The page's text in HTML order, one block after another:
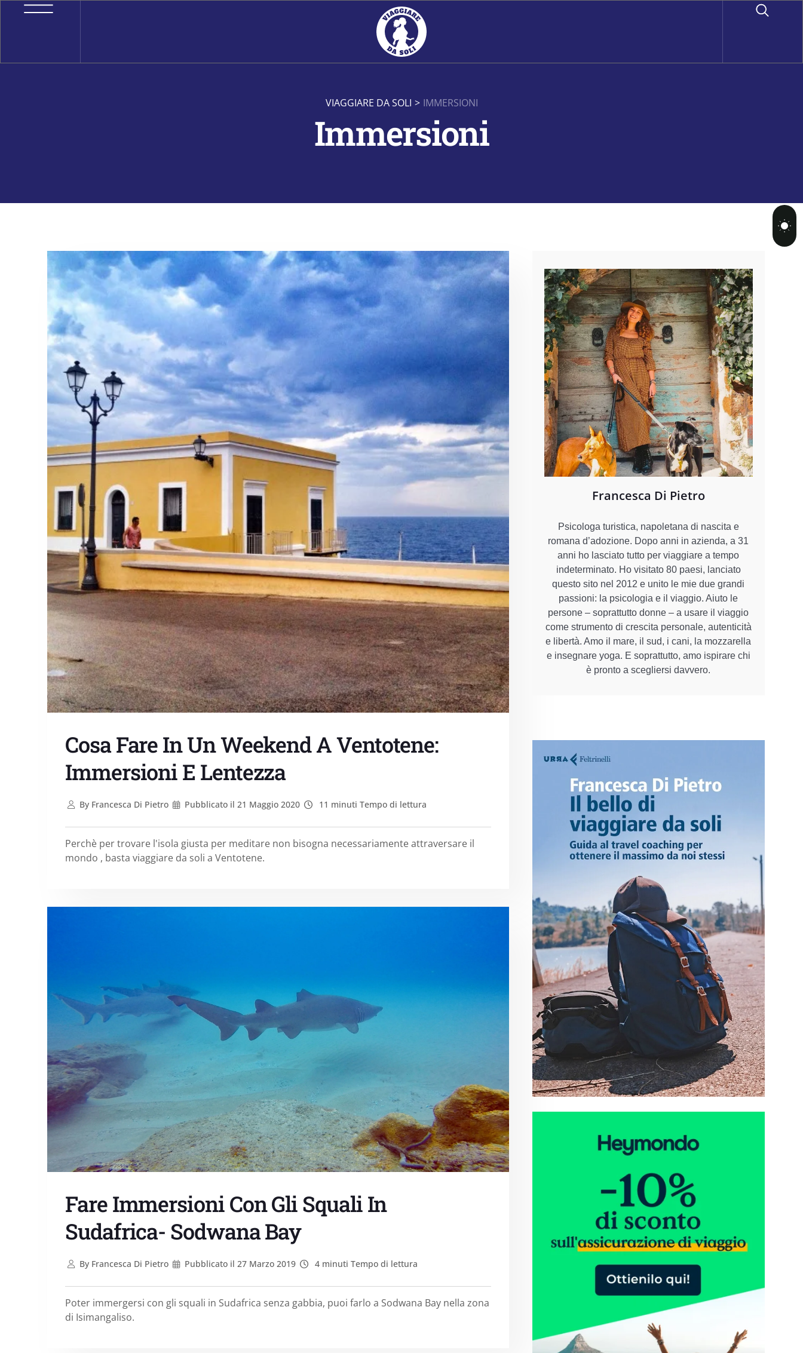
VIAGGIARE DA SOLI > IMMERSIONI
Immersioni
Cosa Fare In Un Weekend A Ventotene:
Immersioni E Lentezza
ByFrancesca Di Pietro Pubblicato il 21 Maggio 2020 11 minuti Tempo di lettura
Perchè per trovare l'isola giusta per meditare non bisogna necessariamente attraversare il
mondo , basta viaggiare da soli a Ventotene.
Fare Immersioni Con Gli Squali In
Sudafrica- Sodwana Bay
ByFrancesca Di Pietro Pubblicato il 27 Marzo 2019 4 minuti Tempo di lettura
Poter immergersi con gli squali in Sudafrica senza gabbia, puoi farlo a Sodwana Bay nella zona
di Isimangaliso.
Francesca Di Pietro
Psicologa turistica, napoletana di nascita e
romana d’adozione. Dopo anni in azienda, a 31
anni ho lasciato tutto per viaggiare a tempo
indeterminato. Ho visitato 80 paesi, lanciato
questo sito nel 2012 e unito le mie due grandi
passioni: la psicologia e il viaggio. Aiuto le
persone – soprattutto donne – a usare il viaggio
come strumento di crescita personale, autenticità
e libertà. Amo il mare, il sud, i cani, la mozzarella
e insegnare yoga. E soprattutto, amo ispirare chi
è pronto a scegliersi davvero.